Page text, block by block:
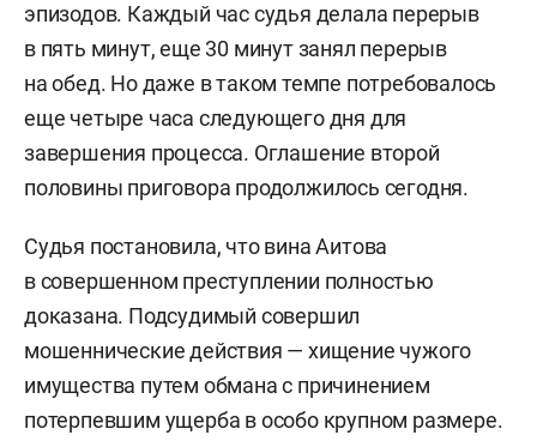
эпизодов. Каждый час судья делала перерыв
в пять минут, еще 30 минут занял перерыв
на обед. Но даже в таком темпе потребовалось
еще четыре часа следующего дня для
завершения процесса. Оглашение второй
половины приговора продолжилось сегодня.
Судья постановила, что вина Аитова
в совершенном преступлении полностью
доказана. Подсудимый совершил
мошеннические действия — хищение чужого
имущества путем обмана с причинением
потерпевшим ущерба в особо крупном размере.